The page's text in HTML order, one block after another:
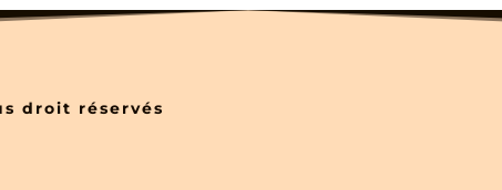
droit réservés